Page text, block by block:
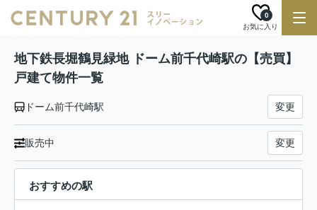
お気に入り
0
地下鉄長堀鶴見緑地 ドーム前千代崎駅の【売買】
戸建て物件一覧
ドーム前千代崎駅 変更
販売中 変更
おすすめの駅